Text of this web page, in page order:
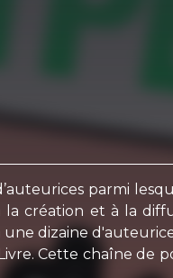
parmi
la création et à la
dizaine
Cette chaîne de